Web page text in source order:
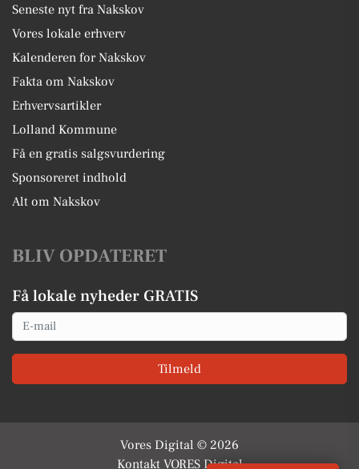
Seneste nyt fra Nakskov
Vores lokale erhverv
Kalenderen for Nakskov
Fakta om Nakskov
Erhvervsartikler
Lolland Kommune
Få en gratis salgsvurdering
Sponsoreret indhold
Alt om Nakskov
BLIV OPDATERET
Få lokale nyheder GRATIS
Email
Tilmeld
Vores Digital © 2026
Kontakt VORES Digital